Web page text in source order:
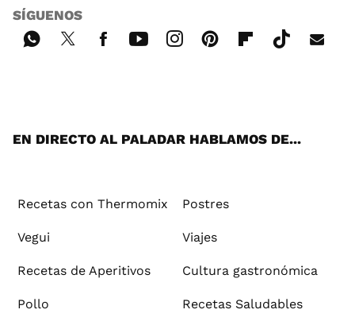
SÍGUENOS
EN DIRECTO AL PALADAR HABLAMOS DE...
Recetas con Thermomix Postres
Vegui Viajes
Recetas de Aperitivos Cultura gastronómica
Pollo Recetas Saludables